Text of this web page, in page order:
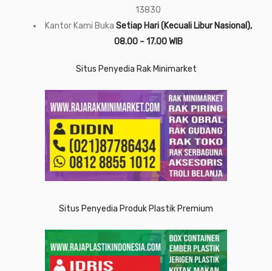
13830
Kantor Kami Buka Setiap Hari (Kecuali Libur Nasional),
08.00 – 17.00 WIB
Situs Penyedia Rak Minimarket
Situs Penyedia Produk Plastik Premium